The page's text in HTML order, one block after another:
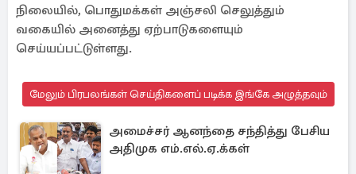
நிலையில், பொதுமக்கள் அஞ்சலி செலுத்தும்
வகையில் அனைத்து ஏற்பாடுகளையும்
செய்யப்பட்டுள்ளது.
மேலும் பிரபலங்கள் செய்திகளைப் படிக்க இங்கே அழுத்தவும்
அமைச்சர் ஆனந்தை சந்தித்து பேசிய
அதிமுக எம்.எல்.ஏ.க்கள்